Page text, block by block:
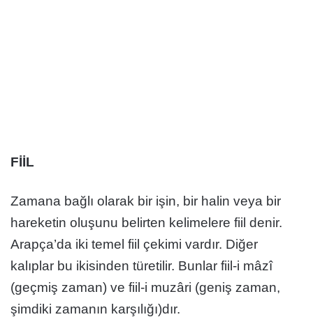
FİİL
Zamana bağlı olarak bir işin, bir halin veya bir
hareketin oluşunu belirten kelimelere fiil denir.
Arapça’da iki temel fiil çekimi vardır. Diğer
kalıplar bu ikisinden türetilir. Bunlar fiil-i mâzî
(geçmiş zaman) ve fiil-i muzâri (geniş zaman,
şimdiki zamanın karşılığı)dır.